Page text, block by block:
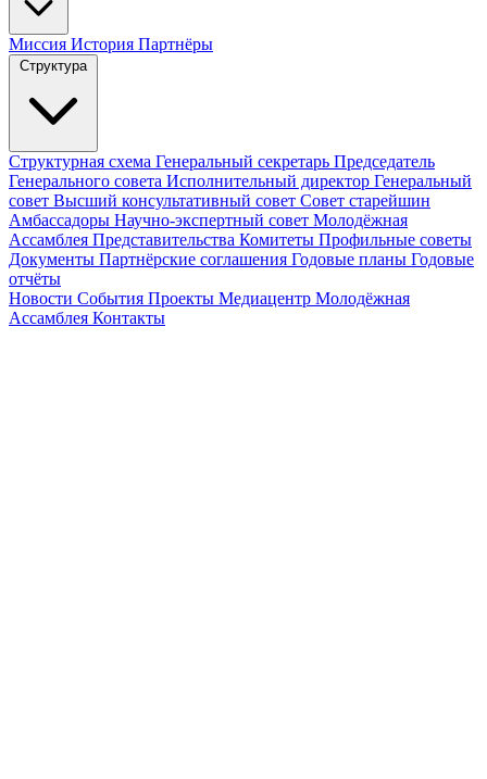
Миссия История Партнёры
Структура
Структурная схема Генеральный секретарь Председатель
Генерального совета Исполнительный директор Генеральный
совет Высший консультативный совет Совет старейшин
Амбассадоры Научно-экспертный совет Молодёжная
Ассамблея Представительства Комитеты Профильные советы
Документы Партнёрские соглашения Годовые планы Годовые
отчёты
Новости События Проекты Медиацентр Молодёжная
Ассамблея Контакты